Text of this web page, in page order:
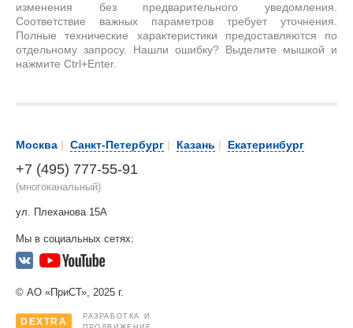
изменения без предварительного уведомления.
Соответствие важных параметров требует уточнения.
Полные технические характеристики предоставляются по
отдельному запросу. Нашли ошибку? Выделите мышкой и
нажмите Ctrl+Enter.
Москва | Санкт-Петербург | Казань | Екатеринбург
+7 (495) 777-55-91
(многоканальный)
ул. Плеханова 15А
Мы в социальных сетях:
© АО «ПриСТ», 2025 г.
DEXTRA
РАЗРАБОТКА И